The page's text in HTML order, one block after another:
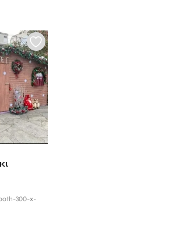
300-x-